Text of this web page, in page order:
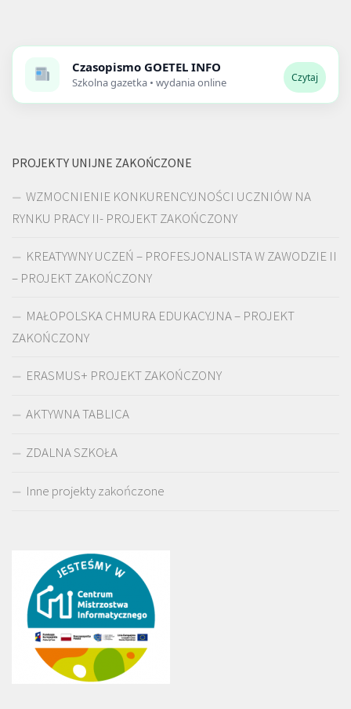
Czasopismo GOETEL INFO
Szkolna gazetka • wydania online Czytaj
PROJEKTY UNIJNE ZAKOŃCZONE
WZMOCNIENIE KONKURENCYJNOŚCI UCZNIÓW NA
RYNKU PRACY II- PROJEKT ZAKOŃCZONY
KREATYWNY UCZEŃ – PROFESJONALISTA W ZAWODZIE II
– PROJEKT ZAKOŃCZONY
MAŁOPOLSKA CHMURA EDUKACYJNA – PROJEKT
ZAKOŃCZONY
ERASMUS+ PROJEKT ZAKOŃCZONY
AKTYWNA TABLICA
ZDALNA SZKOŁA
Inne projekty zakończone